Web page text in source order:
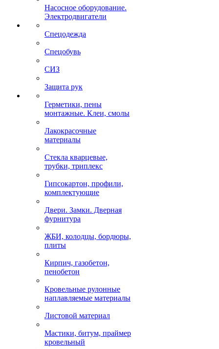
Насосное оборудование.
Электродвигатели
Спецодежда
Спецобувь
СИЗ
Защита рук
Герметики, пены
монтажные. Клеи, смолы
Лакокрасочные
материалы
Стекла кварцевые,
трубки, триплекс
Гипсокартон, профили,
комплектующие
Двери. Замки. Дверная
фурнитура
ЖБИ, колодцы, бордюры,
плиты
Кирпич, газобетон,
пенобетон
Кровельные рулонные
наплавляемые материалы
Листовой материал
Мастики, битум, праймер
кровельный